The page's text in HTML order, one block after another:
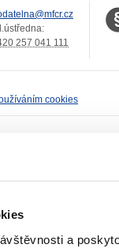
a
257 041 111
cookies